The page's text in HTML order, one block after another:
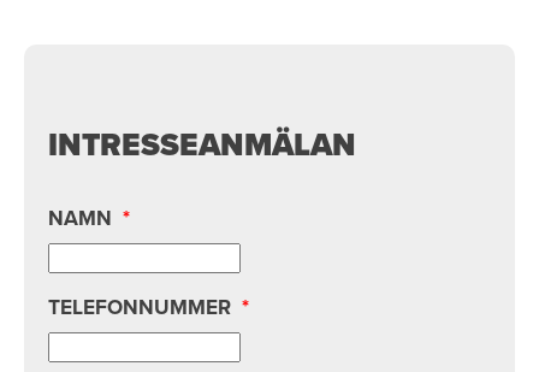
INTRESSEANMÄLAN
NAMN *
TELEFONNUMMER *